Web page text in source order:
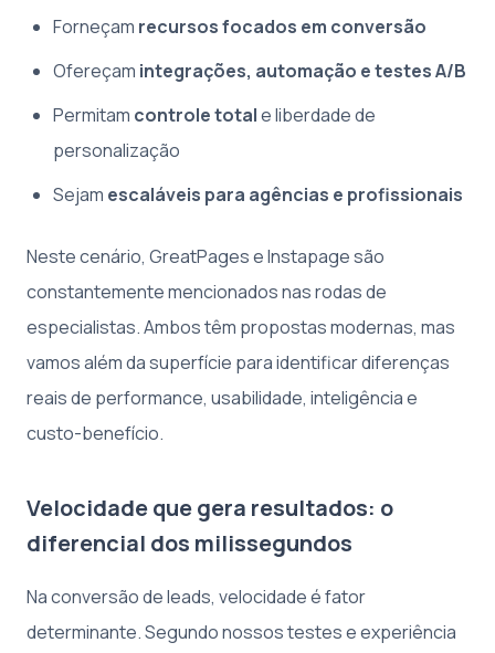
Forneçam recursos focados em conversão
Ofereçam integrações, automação e testes A/B
Permitam controle totale liberdade de
personalização
Sejam escaláveis para agências e profissionais
Neste cenário, GreatPages e Instapage são
constantemente mencionados nas rodas de
especialistas. Ambos têm propostas modernas, mas
vamos além da superfície para identificar diferenças
reais de performance, usabilidade, inteligência e
custo-benefício.
Velocidade que gera resultados: o
diferencial dos milissegundos
Na conversão de leads, velocidade é fator
determinante. Segundo nossos testes e experiência